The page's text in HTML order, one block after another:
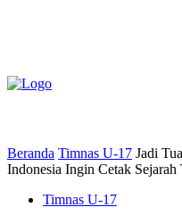
Beranda Timnas U-17 Jadi
Indonesia Ingin Cetak Sejarah
Timnas U-17